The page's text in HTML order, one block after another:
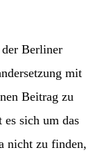
Berliner
mit
Beitrag zu
sich um das
nicht zu finden,